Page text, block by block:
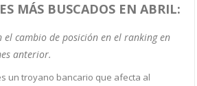
MÁS BUSCADOS EN ABRIL:
el cambio de posición en el ranking en
anterior.
un troyano bancario que afecta al